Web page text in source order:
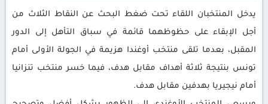
يدخل المنتخبان اللقاء تحت ضغط البحث عن النقاط الثلاث من
أجل الإبقاء على حظوظهما قائمة في سباق التأهل إلى الدور
المقبل، بعدما تلقى منتخب أوغندا هزيمة في الجولة الأولى أمام
تونس بنتيجة ثلاثة أهداف مقابل هدف، فيما خسر منتخب تنزانيا
أمام نيجيريا بهدفين مقابل هدف.